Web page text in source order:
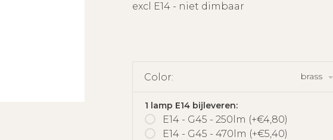
excl E14 - niet dimbaar
Color: brass
1 lamp E14 bijleveren:
E14 - G45 - 250lm (+€4,80)
E14 - G45 - 470lm (+€5,40)